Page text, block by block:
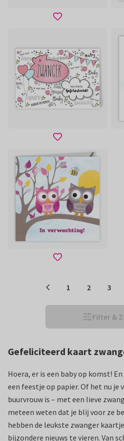
1 2 3
Filter &
Gefeliciteerd kaart
Hoera, er is een baby op komst!
een feestje op papier. Of het nu je
buurvrouw is – met een lieve
meteen weten dat je blij voor ze
hebben de leukste zwanger
bijzondere nieuws te vieren. Van